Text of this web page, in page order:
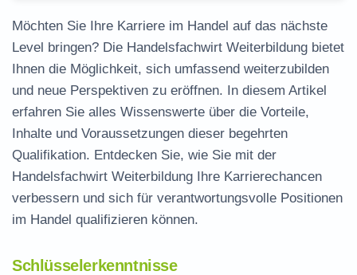
Möchten Sie Ihre Karriere im Handel auf das nächste
Level bringen? Die Handelsfachwirt Weiterbildung bietet
Ihnen die Möglichkeit, sich umfassend weiterzubilden
und neue Perspektiven zu eröffnen. In diesem Artikel
erfahren Sie alles Wissenswerte über die Vorteile,
Inhalte und Voraussetzungen dieser begehrten
Qualifikation. Entdecken Sie, wie Sie mit der
Handelsfachwirt Weiterbildung Ihre Karrierechancen
verbessern und sich für verantwortungsvolle Positionen
im Handel qualifizieren können.
Schlüsselerkenntnisse